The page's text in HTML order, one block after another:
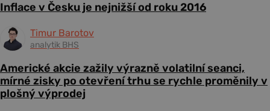
Inflace v Česku je nejnižší od roku 2016
Timur Barotov
analytik BHS
Americké akcie zažily výrazně volatilní seanci,
mírné zisky po otevření trhu se rychle proměnily v
plošný výprodej